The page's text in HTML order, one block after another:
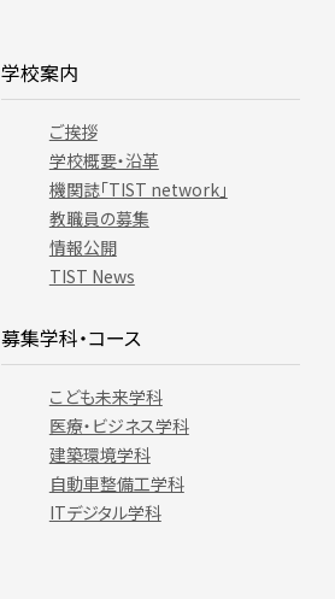
学校案内
ご挨拶
学校概要・沿革
機関誌「TIST network」
教職員の募集
情報公開
TIST News
募集学科・コース
こども未来学科
医療・ビジネス学科
建築環境学科
自動車整備工学科
ITデジタル学科